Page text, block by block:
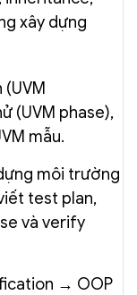
xây dựng
(UVM phase),
mẫu.
môi trường
test plan,
và verify
→ OOP